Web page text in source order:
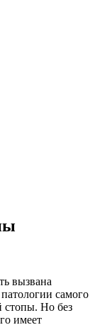
вызвана
самого
стопы. Но без
имеет